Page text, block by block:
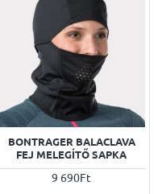
BONTRAGER BALACLAVA
FEJ MELEGÍTŐ SAPKA
9 690Ft